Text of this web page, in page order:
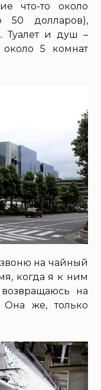
что-то около
долларов),
Туалет и душ –
5 комнат
на чайный
когда я к ним
на
Она же, только